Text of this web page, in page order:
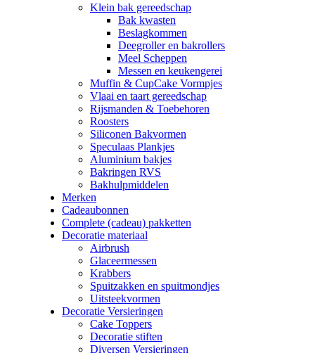
Klein bak gereedschap
Bak kwasten
Beslagkommen
Deegroller en bakrollers
Meel Scheppen
Messen en keukengerei
Muffin & CupCake Vormpjes
Vlaai en taart gereedschap
Rijsmanden & Toebehoren
Roosters
Siliconen Bakvormen
Speculaas Plankjes
Aluminium bakjes
Bakringen RVS
Bakhulpmiddelen
Merken
Cadeaubonnen
Complete (cadeau) pakketten
Decoratie materiaal
Airbrush
Glaceermessen
Krabbers
Spuitzakken en spuitmondjes
Uitsteekvormen
Decoratie Versieringen
Cake Toppers
Decoratie stiften
Diversen Versieringen